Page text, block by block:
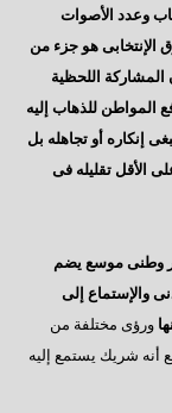
تاريخه
وعدد الأصوات
الإنتخابى هو جزء من
المشاركة اللحظية
المواطن للذهاب إليه
إنكاره أو تجاهله بل
الأقل تقليله فى
وطنى موسع يضم
والإستماع إلى
ورؤى مختلفة من
أنه شريك يستمع إليه